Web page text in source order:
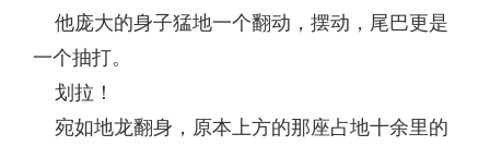
他庞大的身子猛地一个翻动，摆动，尾巴更是
一个抽打。
划拉！
宛如地龙翻身，原本上方的那座占地十余里的